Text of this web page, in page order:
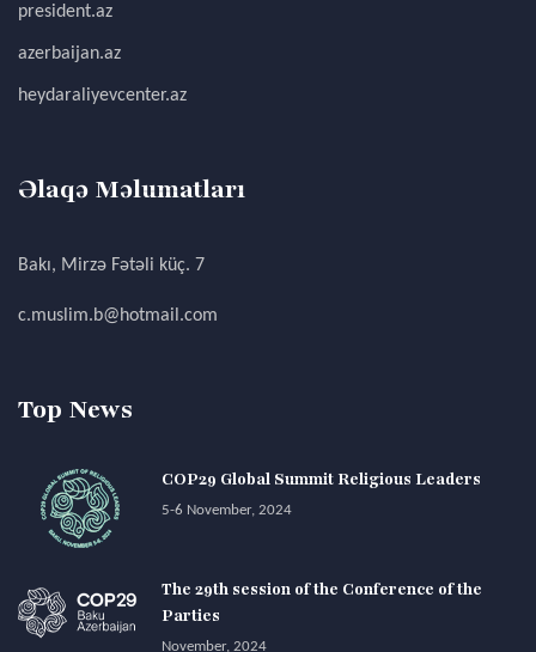
president.az
azerbaijan.az
heydaraliyevcenter.az
Əlaqə Məlumatları
Bakı, Mirzə Fətəli küç. 7
c.muslim.b@hotmail.com
Top News
COP29 Global Summit Religious Leaders
5-6 November, 2024
The 29th session of the Conference of the
Parties
November, 2024